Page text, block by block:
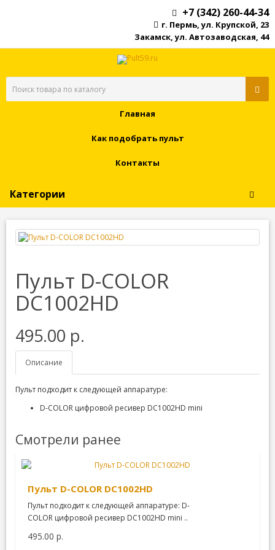
+7 (342) 260-44-34
г. Пермь, ул. Крупской, 23
Закамск, ул. Автозаводская, 44
Главная
Как подобрать пульт
Контакты
Категории
Пульт D-COLOR
DC1002HD
495.00 р.
Описание
Пульт подходит к следующей аппаратуре:
D-COLOR цифровой ресивер DC1002HD mini
Смотрели ранее
Пульт D-COLOR DC1002HD
Пульт подходит к следующей аппаратуре: D-
COLOR цифровой ресивер DC1002HD mini ..
495.00 р.